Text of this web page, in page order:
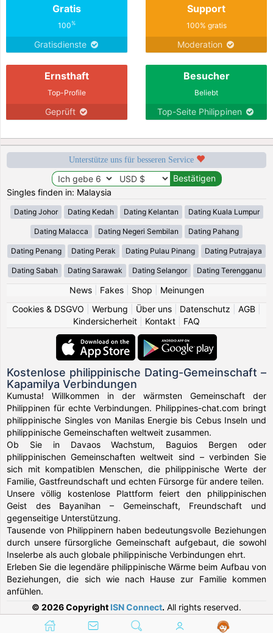
Gratis
100%
Gratisdienste
Support
100% gratis
Moderation
Ernsthaft
Top-Profile
Geprüft
Besucher
Beliebt
Top-Seite Philippinen
Unterstütze uns für besseren Service
Singles finden in: Malaysia
Dating Johor Dating Kedah Dating Kelantan Dating Kuala Lumpur
Dating Malacca Dating Negeri Sembilan Dating Pahang
Dating Penang Dating Perak Dating Pulau Pinang Dating Putrajaya
Dating Sabah Dating Sarawak Dating Selangor Dating Terengganu
News| Fakes| Shop
Meinungen
Cookies & DSGVO
Werbung Über uns Datenschutz AGB
Kindersicherheit
Kontakt FAQ
Kostenlose philippinische Dating-Gemeinschaft –
Kapamilya Verbindungen
Kumusta! Willkommen in der wärmsten Gemeinschaft der
Philippinen für echte Verbindungen. Philippines-chat.com bringt
philippinische Singles von Manilas Energie bis Cebus Inseln und
philippinische Gemeinschaften weltweit zusammen.
Ob Sie in Davaos Wachstum, Baguios Bergen oder
philippinischen Gemeinschaften weltweit sind – verbinden Sie
sich mit kompatiblen Menschen, die philippinische Werte der
Familie, Gastfreundschaft und echten Fürsorge für andere teilen.
Unsere völlig kostenlose Plattform feiert den philippinischen
Geist des Bayanihan – Gemeinschaft, Freundschaft und
gegenseitige Unterstützung.
Tausende von Philippinern haben bedeutungsvolle Beziehungen
durch unsere fürsorgliche Gemeinschaft aufgebaut, die sowohl
Inselerbe als auch globale philippinische Verbindungen ehrt.
Erleben Sie die legendäre philippinische Wärme beim Aufbau von
Beziehungen, die sich wie nach Hause zur Familie kommen
anfühlen.
© 2026 Copyright ISN Connect. All rights reserved.